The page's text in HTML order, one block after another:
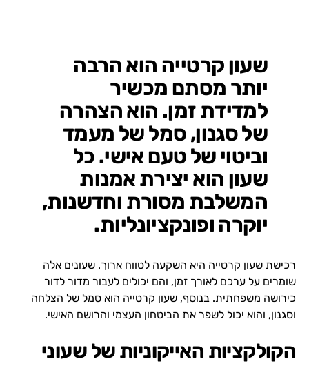
שעון קרטייה הוא הרבה
יותר מסתם מכשיר
למדידת זמן. הוא הצהרה
של סגנון, סמל של מעמד
וביטוי של טעם אישי. כל
שעון הוא יצירת אמנות
המשלבת מסורת וחדשנות,
יוקרה ופונקציונליות.
רכישת שעון קרטייה היא השקעה לטווח ארוך. שעונים אלה
שומרים על ערכם לאורך זמן, והם יכולים לעבור מדור לדור
כירושה משפחתית. בנוסף, שעון קרטייה הוא סמל של הצלחה
וסגנון, והוא יכול לשפר את הביטחון העצמי והרושם האישי.
הקולקציות האייקוניות של שעוני